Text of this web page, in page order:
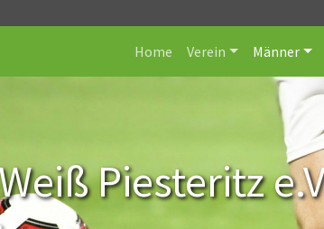
Home Verein Männer
Piesteritz